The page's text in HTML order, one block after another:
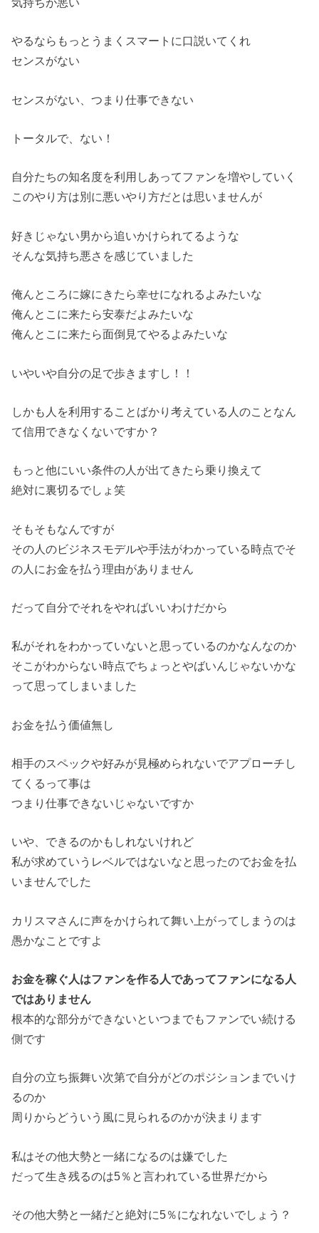
やるならもっとうまくスマートに口説いてくれ
センスがない
センスがない、つまり仕事できない
トータルで、ない！
自分たちの知名度を利用しあってファンを増やしていく
このやり方は別に悪いやり方だとは思いませんが
好きじゃない男から追いかけられてるような
そんな気持ち悪さを感じていました
俺んところに嫁にきたら幸せになれるよみたいな
俺んとこに来たら安泰だよみたいな
俺んとこに来たら面倒見てやるよみたいな
いやいや自分の足で歩きますし！！
しかも人を利用することばかり考えている人のことなん
て信用できなくないですか？
もっと他にいい条件の人が出てきたら乗り換えて
絶対に裏切るでしょ笑
そもそもなんですが
その人のビジネスモデルや手法がわかっている時点でそ
の人にお金を払う理由がありません
だって自分でそれをやればいいわけだから
私がそれをわかっていないと思っているのかなんなのか
そこがわからない時点でちょっとやばいんじゃないかな
って思ってしまいました
お金を払う価値無し
相手のスペックや好みが見極められないでアプローチし
てくるって事は
つまり仕事できないじゃないですか
いや、できるのかもしれないけれど
私が求めていうレベルではないなと思ったのでお金を払
いませんでした
カリスマさんに声をかけられて舞い上がってしまうのは
愚かなことですよ
お金を稼ぐ人はファンを作る人であってファンになる人
ではありません
根本的な部分ができないといつまでもファンでい続ける
側です
自分の立ち振舞い次第で自分がどのポジションまでいけ
るのか
周りからどういう風に見られるのかが決まります
私はその他大勢と一緒になるのは嫌でした
だって生き残るのは5％と言われている世界だから
その他大勢と一緒だと絶対に5％になれないでしょう？